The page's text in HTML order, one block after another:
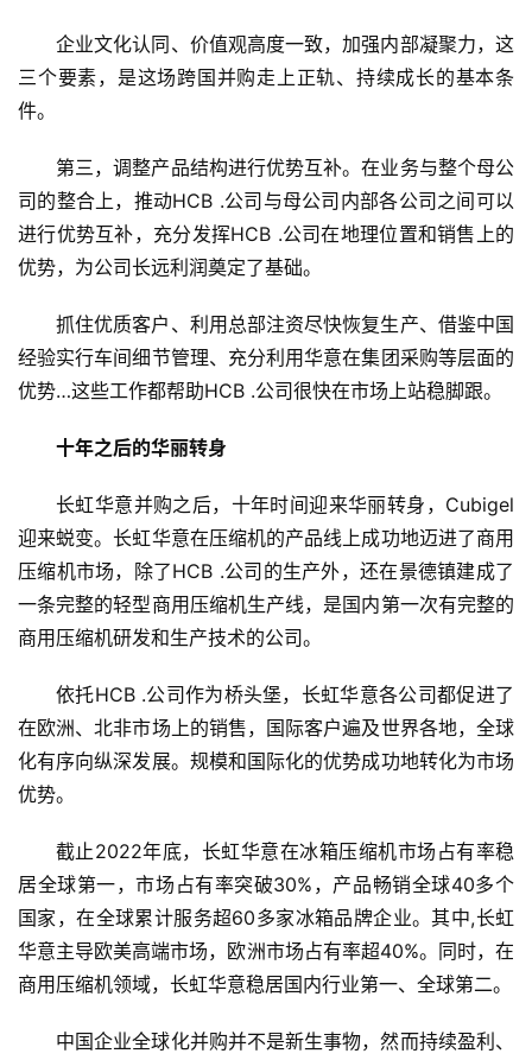
企业文化认同、价值观高度一致，加强内部凝聚力，这
三个要素，是这场跨国并购走上正轨、持续成长的基本条
件。
第三，调整产品结构进行优势互补。在业务与整个母公
司的整合上，推动HCB .公司与母公司内部各公司之间可以
进行优势互补，充分发挥HCB .公司在地理位置和销售上的
优势，为公司长远利润奠定了基础。
抓住优质客户、利用总部注资尽快恢复生产、借鉴中国
经验实行车间细节管理、充分利用华意在集团采购等层面的
优势…这些工作都帮助HCB .公司很快在市场上站稳脚跟。
十年之后的华丽转身
长虹华意并购之后，十年时间迎来华丽转身，Cubigel
迎来蜕变。长虹华意在压缩机的产品线上成功地迈进了商用
压缩机市场，除了HCB .公司的生产外，还在景德镇建成了
一条完整的轻型商用压缩机生产线，是国内第一次有完整的
商用压缩机研发和生产技术的公司。
依托HCB .公司作为桥头堡，长虹华意各公司都促进了
在欧洲、北非市场上的销售，国际客户遍及世界各地，全球
化有序向纵深发展。规模和国际化的优势成功地转化为市场
优势。
截止2022年底，长虹华意在冰箱压缩机市场占有率稳
居全球第一，市场占有率突破30%，产品畅销全球40多个
国家，在全球累计服务超60多家冰箱品牌企业。其中,长虹
华意主导欧美高端市场，欧洲市场占有率超40%。同时，在
商用压缩机领域，长虹华意稳居国内行业第一、全球第二。
中国企业全球化并购并不是新生事物，然而持续盈利、